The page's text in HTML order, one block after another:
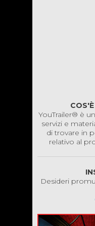
YouTrailer® è
servizi e
di trovare in
relativo al
Desideri